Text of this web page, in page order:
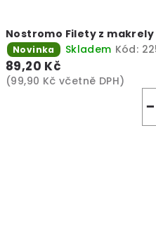
Nostromo Filety z makrely
Novinka Skladem Kód:
89,20 Kč
(99,90 Kč včetně DPH)
−